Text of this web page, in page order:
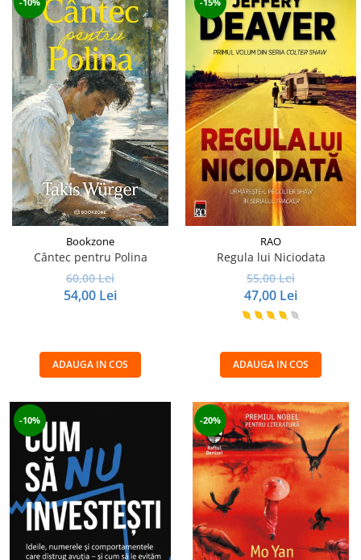
Bookzone
Cântec pentru Polina
60,00 Lei
54,00 Lei
ADAUGA IN COS
RAO
Regula lui Niciodata
55,00 Lei
47,00 Lei
ADAUGA IN COS
-10% -20%